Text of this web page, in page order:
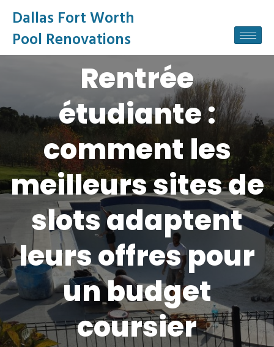
Dallas Fort Worth
Pool Renovations
Rentrée
étudiante :
comment les
meilleurs sites de
slots adaptent
leurs offres pour
un budget
coursier